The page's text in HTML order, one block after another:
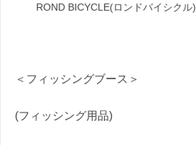
ROND BICYCLE(ロンドバイシクル)
＜フィッシングブース＞
(フィッシング用品)